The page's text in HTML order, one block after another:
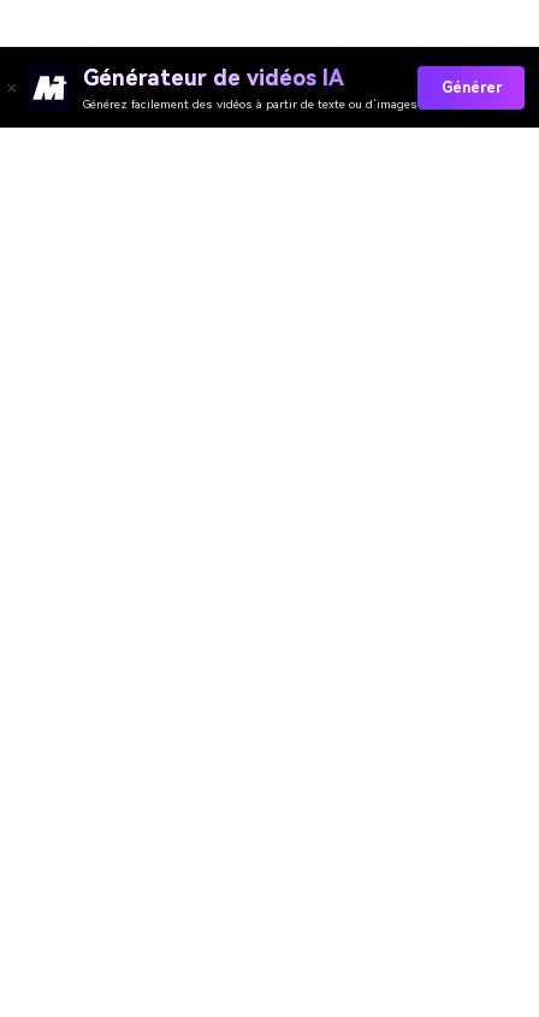
Générateur de vidéos IA
Générez facilement des vidéos à partir de texte ou d’images
Générer